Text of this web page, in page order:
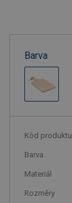
Barva
Kód produktu
Barva
Materiál
Rozměry